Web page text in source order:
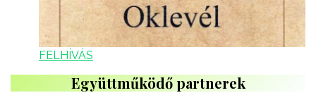
FELHÍVÁS
Együttműködő partnerek